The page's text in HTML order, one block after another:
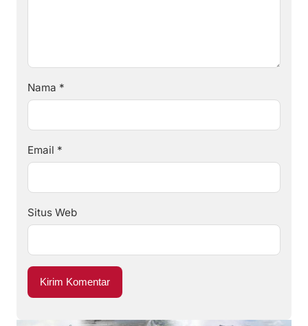
Nama *
Email *
Situs Web